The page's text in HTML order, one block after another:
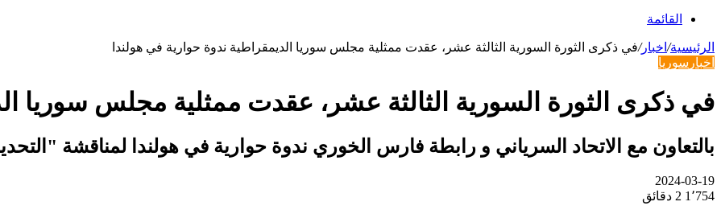
القائمة
الرئيسية/ اخبار/في ذكرى الثورة السورية الثالثة عشر، عقدت ممثلية مجلس سوريا الديمقراطية ندوة حوارية في هولندا
اخبار سوريا
في ذكرى الثورة السورية الثالثة عشر، عقدت ممثلية مجلس سوريا
بالتعاون مع الاتحاد السرياني و رابطة فارس الخوري ندوة حوارية في هولندا لمناقشة
2024-03-19
1٬754 2 دقائق